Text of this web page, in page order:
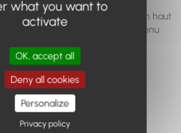
utiliser le moteur de recherche en haut
le menu pour trouver le contenu
Retour à l'accueil
what you want to
activate
OK, accept all
Deny all cookies
Personalize
Privacy policy